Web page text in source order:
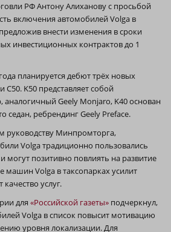
РФ Антону Алиханову с просьбой
включения автомобилей Volga в
внести изменения в сроки
инвестиционных контрактов до 1
планируется дебют трёх новых
C50. K50 представляет собой
аналогичный Geely Monjaro, K40 основан
седан, ребрендинг Geely Preface.
руководству Минпромторга,
Volga традиционно пользовались
могут позитивно повлиять на развитие
машин Volga в таксопарках усилит
услуг.
для «Российской газеты» подчеркнул,
Volga в список повысит мотивацию
уровня локализации. Для